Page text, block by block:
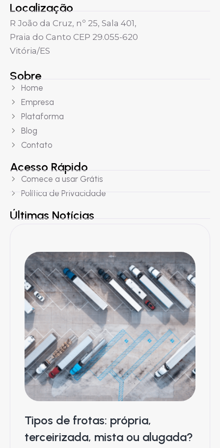
Localização
R João da Cruz, nº 25, Sala 401,
Praia do Canto CEP 29.055-620
Vitória/ES
Sobre
Home
Empresa
Plataforma
Blog
Contato
Acesso Rápido
Comece a usar Grátis
Política de Privacidade
Últimas Notícias
Tipos de frotas: própria,
terceirizada, mista ou alugada?